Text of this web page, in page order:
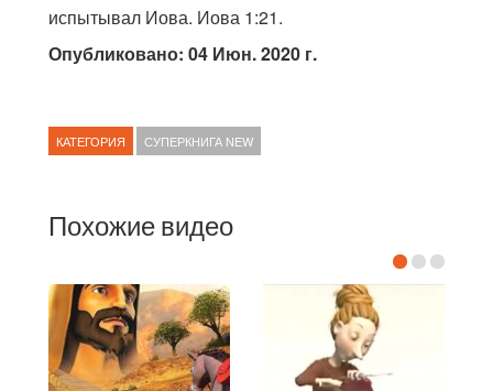
испытывал Иова. Иова 1:21.
Опубликовано: 04 Июн. 2020 г.
КАТЕГОРИЯ СУПЕРКНИГА NEW
Похожие видео